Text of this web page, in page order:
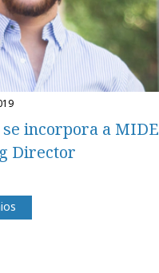
se incorpora a MIDE
Director